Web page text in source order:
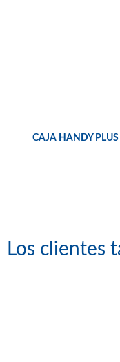
CAJA HANDY
Los clientes